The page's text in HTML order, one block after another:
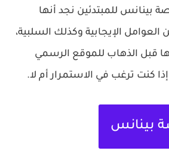
بينانس للمبتدئين نجد أنها
الإيجابية وكذلك السلبية،
قبل الذهاب للموقع الرسمي
كنت ترغب في الاستمرار أم لا.
بينانس